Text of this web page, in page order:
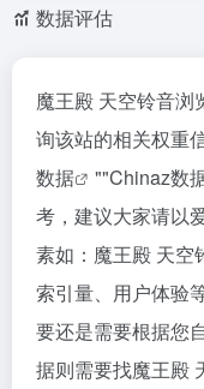
数据评估
魔王殿 天空铃音浏
询该站的相关权重
数据
""Chinaz数
考，建议大家请以
素如：魔王殿 天空
索引量、用户体验
要还是需要根据您
据则需要找魔王殿